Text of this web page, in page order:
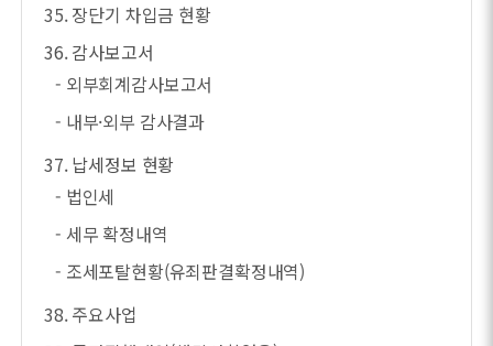
35. 장단기 차입금 현황
36. 감사보고서
- 외부회계감사보고서
- 내부·외부 감사결과
37. 납세정보 현황
- 법인세
- 세무 확정내역
- 조세포탈현황(유죄판결확정내역)
38. 주요사업